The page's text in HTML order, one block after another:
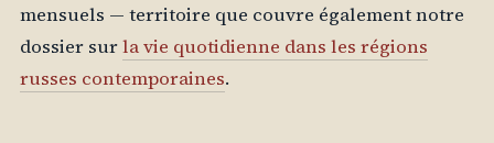
mensuels — territoire que couvre également notre
dossier surla vie quotidienne dans les régions
russes contemporaines.